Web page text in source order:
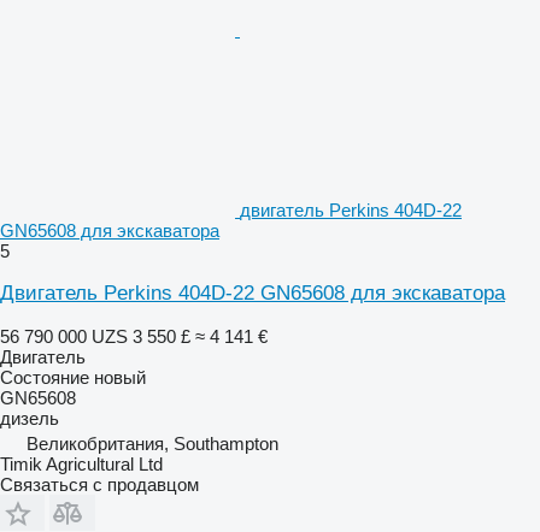
двигатель Perkins 404D-22
GN65608 для экскаватора
5
Двигатель Perkins 404D-22 GN65608 для экскаватора
56 790 000 UZS 3 550 £ ≈ 4 141 €
Двигатель
Состояние новый
GN65608
дизель
Великобритания, Southampton
Timik Agricultural Ltd
Связаться с продавцом